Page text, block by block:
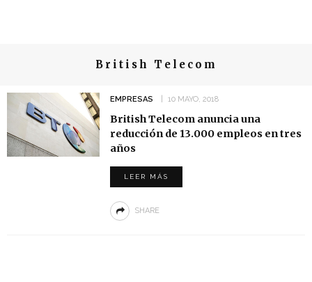
British Telecom
EMPRESAS 10 MAYO, 2018
British Telecom anuncia una
reducción de 13.000 empleos en tres
años
LEER MÁS
SHARE